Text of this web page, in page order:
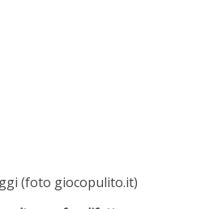
(foto giocopulito.it)